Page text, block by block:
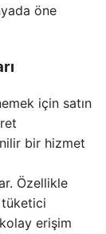
öne
için satın
bir hizmet
Özellikle
erişim